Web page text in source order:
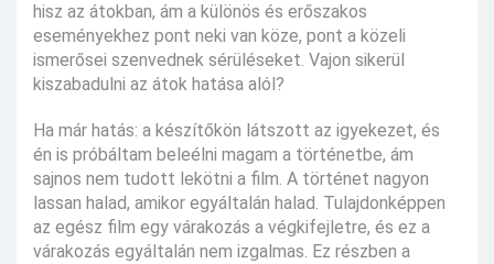
hisz az átokban, ám a különös és erőszakos
eseményekhez pont neki van köze, pont a közeli
ismerősei szenvednek sérüléseket. Vajon sikerül
kiszabadulni az átok hatása alól?
Ha már hatás: a készítőkön látszott az igyekezet, és
én is próbáltam beleélni magam a történetbe, ám
sajnos nem tudott lekötni a film. A történet nagyon
lassan halad, amikor egyáltalán halad. Tulajdonképpen
az egész film egy várakozás a végkifejletre, és ez a
várakozás egyáltalán nem izgalmas. Ez részben a